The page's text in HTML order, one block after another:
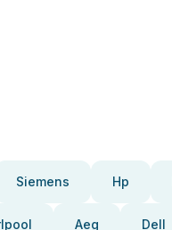
Siemens Hp
Aeg Dell